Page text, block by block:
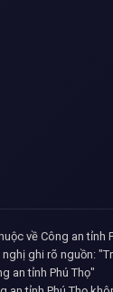
về Công an tỉnh
ghi rõ nguồn:
an tỉnh Phú Thọ"